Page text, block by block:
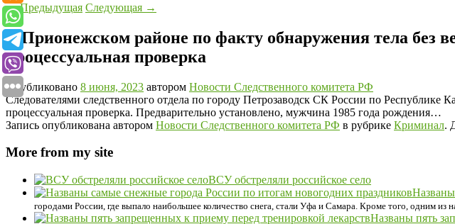
←Предыдущая Следующая →
В Прионежском районе по факту обнаружения тела без
процессуальная проверка
Опубликовано 8 июня, 2023 автором Новости Следственного комитета РФ
Следователями следственного отдела по городу Петрозаводск СК России по
процессуальная проверка. Предварительно установлено, мужчина 1985 года рождения…
Запись опубликована автором Новости Следственного комитета РФ в рубрике Криминал.
More from my site
ВСУ обстреляли российское село
городами России, где выпало наибольшее количество снега, стали Уфа и Самара. Кроме того, одним
Названы пять